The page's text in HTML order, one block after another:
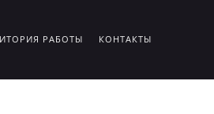
РАБОТЫ КОНТАКТЫ